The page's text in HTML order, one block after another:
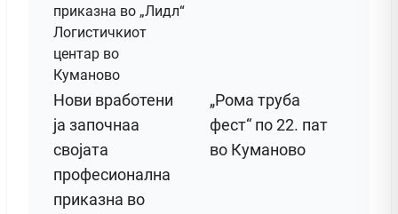
Нови вработени
ја започнаа
својата
професионална
приказна во
„Рома труба
фест“ по 22. пат
во Куманово